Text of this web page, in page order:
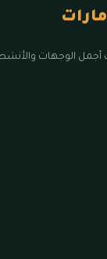
الوجهات والأنشطة